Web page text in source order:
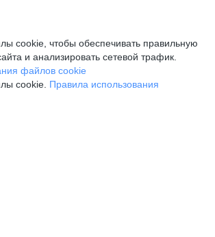
cookie, чтобы обеспечивать правильную
и анализировать сетевой трафик.
файлов cookie
cookie. Правила использования